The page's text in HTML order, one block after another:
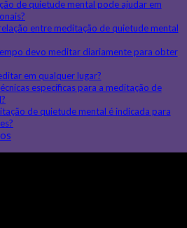
de quietude mental pode ajudar em
entre meditação de quietude mental
devo meditar diariamente para obter
em qualquer lugar?
específicas para a meditação de
de quietude mental é indicada para